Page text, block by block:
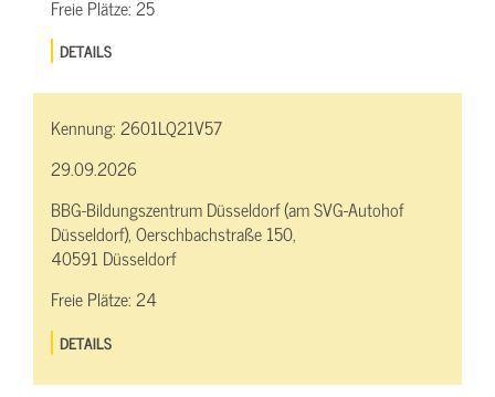
Freie Plätze:25
DETAILS
Kennung:2601LQ21V57
29.09.2026
BBG-Bildungszentrum Düsseldorf (am SVG-Autohof
Düsseldorf), Oerschbachstraße 150,
40591 Düsseldorf
Freie Plätze:24
DETAILS